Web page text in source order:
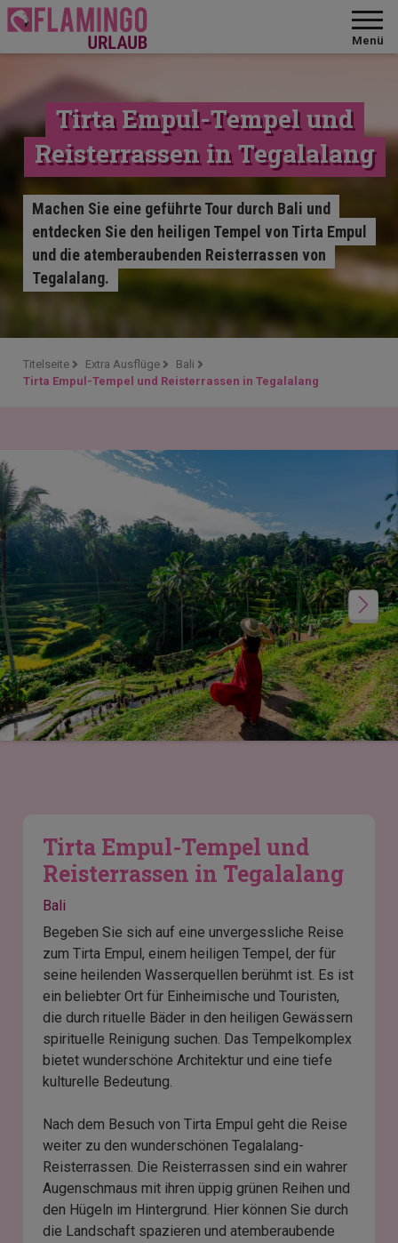
Menü
Tirta Empul-Tempel und
Reisterrassen in Tegalalang
Machen Sie eine geführte Tour durch Bali und
entdecken Sie den heiligen Tempel von Tirta Empul
und die atemberaubenden Reisterrassen von
Tegalalang.
Titelseite Extra Ausflüge
Bali
Tirta Empul-Tempel und Reisterrassen in Tegalalang
Tirta Empul-Tempel und
Reisterrassen in Tegalalang
Bali
Begeben Sie sich auf eine unvergessliche Reise
zum Tirta Empul, einem heiligen Tempel, der für
seine heilenden Wasserquellen berühmt ist. Es ist
ein beliebter Ort für Einheimische und Touristen,
die durch rituelle Bäder in den heiligen Gewässern
spirituelle Reinigung suchen. Das Tempelkomplex
bietet wunderschöne Architektur und eine tiefe
kulturelle Bedeutung.
Nach dem Besuch von Tirta Empul geht die Reise
weiter zu den wunderschönen Tegalalang-
Reisterrassen. Die Reisterrassen sind ein wahrer
Augenschmaus mit ihren üppig grünen Reihen und
den Hügeln im Hintergrund. Hier können Sie durch
die Landschaft spazieren und atemberaubende